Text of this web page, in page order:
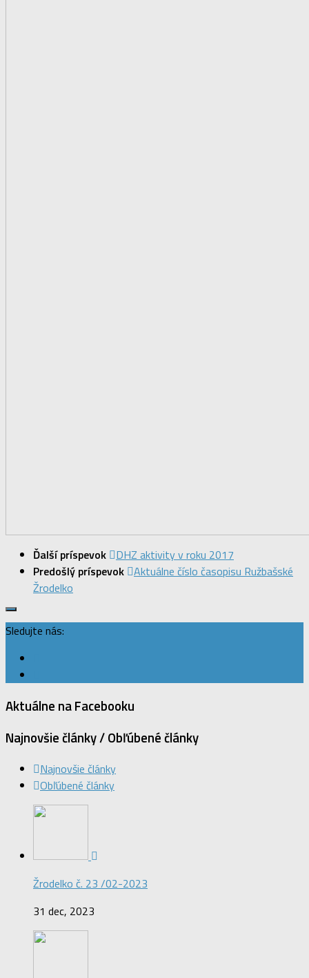
Ďalší príspevok
DHZ aktivity v roku 2017
Predošlý príspevok Aktuálne číslo časopisu Ružbašské
Žrodelko
Sledujte nás:
Aktuálne na Facebooku
Najnovšie články / Obľúbené články
Najnovšie články
Obľúbené články
Žrodelko č. 23 /02-2023
31 dec, 2023